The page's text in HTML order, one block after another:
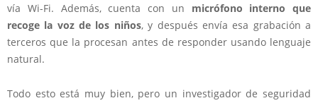
vía Wi-Fi. Además, cuenta con un micrófono interno que
recoge la voz de los niños, y después envía esa grabación a
terceros que la procesan antes de responder usando lenguaje
natural.
Todo esto está muy bien, pero un investigador de seguridad